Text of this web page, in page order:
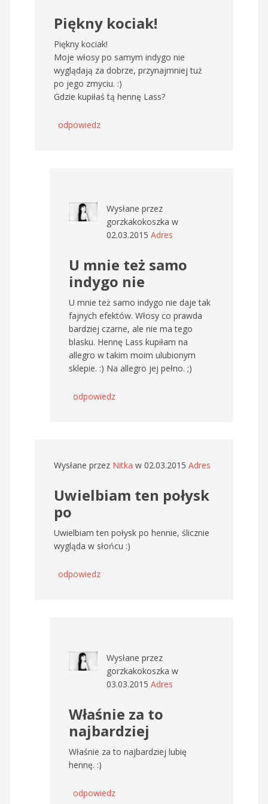
Piękny kociak!
Piękny kociak!
Moje włosy po samym indygo nie
wyglądają za dobrze, przynajmniej tuż
po jego zmyciu. :)
Gdzie kupiłaś tą hennę Lass?
odpowiedz
Wysłane przez
gorzkakokoszka w
02.03.2015 Adres
U mnie też samo
indygo nie
U mnie też samo indygo nie daje tak
fajnych efektów. Włosy co prawda
bardziej czarne, ale nie ma tego
blasku. Hennę Lass kupiłam na
allegro w takim moim ulubionym
sklepie. :) Na allegro jej pełno. ;)
odpowiedz
Wysłane przez Nitka w 02.03.2015 Adres
Uwielbiam ten połysk
po
Uwielbiam ten połysk po hennie, ślicznie
wygląda w słońcu :)
odpowiedz
Wysłane przez
gorzkakokoszka w
03.03.2015 Adres
Właśnie za to
najbardziej
Właśnie za to najbardziej lubię
hennę. :)
odpowiedz